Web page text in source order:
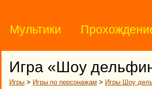
Мультики
Игра «Шоу
Игры > Игры по персонажам > Игры Шоу